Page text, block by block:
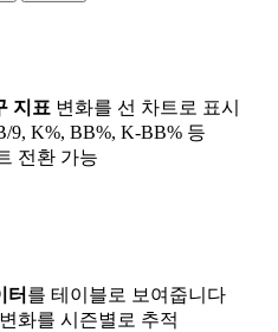
지표 변화를 선 차트로 표시
9, K%, BB%, K-BB% 등
전환 가능
터 를 테이블로 보여줍니다
화를 시즌별로 추적